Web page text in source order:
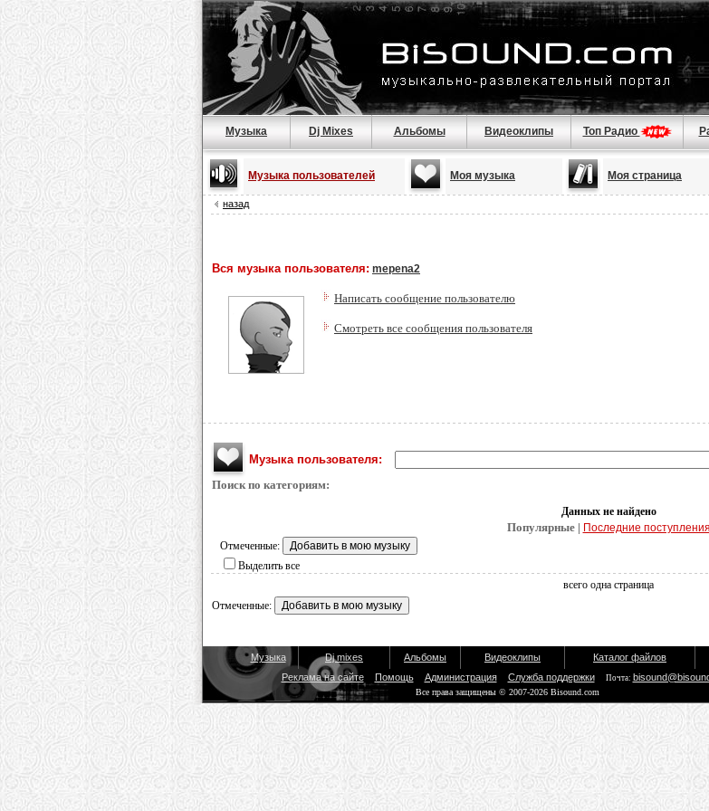
Музыка Dj Mixes Альбомы Видеоклипы Топ Радио
Музыка пользователей Моя музыка Моя страница
назад
Вся музыка пользователя: mepena2
Написать сообщение пользователю
Смотреть все сообщения пользователя
Музыка пользователя:
Поиск по категориям:
Данных не найдено
Популярные | Последние поступления
Отмеченные:
Выделить все
всего одна страница
Отмеченные:
Музыка Dj mixes Альбомы Видеоклипы Каталог файлов
Реклама на сайте
Помощь Администрация Служба поддержки Почта:
Все права защищены © 2007-2026 Bisound.com